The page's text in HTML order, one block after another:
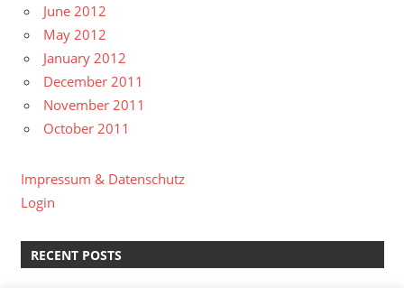
June 2012
May 2012
January 2012
December 2011
November 2011
October 2011
Impressum & Datenschutz
Login
RECENT POSTS